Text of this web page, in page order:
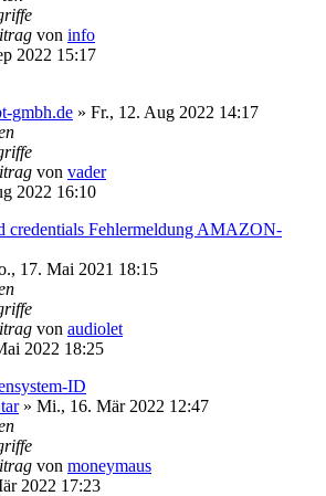
von info
2022 15:17
gmbh.de » Fr., 12. Aug 2022 14:17
von vader
2022 16:10
credentials Fehlermeldung AMAZON-
17. Mai 2021 18:15
von audiolet
2022 18:25
ID
» Mi., 16. Mär 2022 12:47
von moneymaus
2022 17:23